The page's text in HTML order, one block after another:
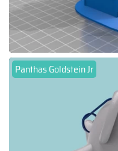
Panthas Goldstein Jr